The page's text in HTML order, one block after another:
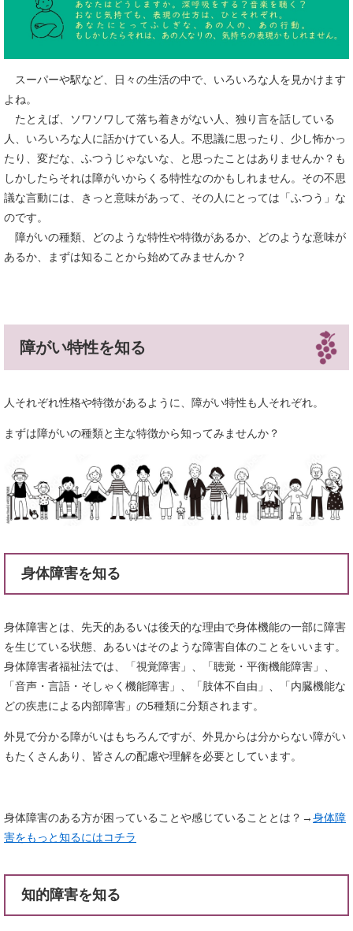
スーパーや駅など、日々の生活の中で、いろいろな人を見かけます
よね。
たとえば、ソワソワして落ち着きがない人、独り言を話している
人、いろいろな人に話かけている人。不思議に思ったり、少し怖かっ
たり、変だな、ふつうじゃないな、と思ったことはありませんか？も
しかしたらそれは障がいからくる特性なのかもしれません。その不思
議な言動には、きっと意味があって、その人にとっては「ふつう」な
のです。
障がいの種類、どのような特性や特徴があるか、どのような意味が
あるか、まずは知ることから始めてみませんか？
障がい特性を知る
人それぞれ性格や特徴があるように、障がい特性も人それぞれ。
まずは障がいの種類と主な特徴から知ってみませんか？
身体障害を知る
身体障害とは、先天的あるいは後天的な理由で身体機能の一部に障害
を生じている状態、あるいはそのような障害自体のことをいいます。
身体障害者福祉法では、「視覚障害」、「聴覚・平衡機能障害」、
「音声・言語・そしゃく機能障害」、「肢体不自由」、「内臓機能な
どの疾患による内部障害」の5種類に分類されます。
外見で分かる障がいはもちろんですが、外見からは分からない障がい
もたくさんあり、皆さんの配慮や理解を必要としています。
身体障害のある方が困っていることや感じていることとは？→身体障
害をもっと知るにはコチラ
知的障害を知る